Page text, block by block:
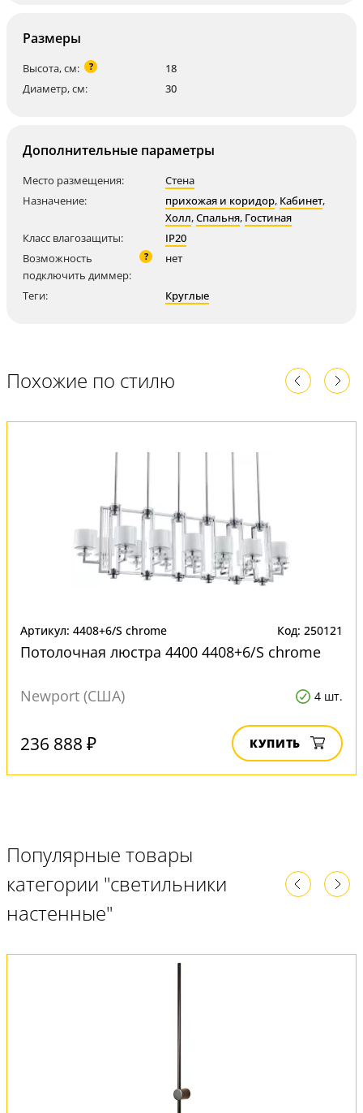
Размеры
Высота, см: ?
18
Диаметр, см:
30
Дополнительные параметры
Место размещения:
Стена
Назначение:
прихожая и коридор, Кабинет,
Холл,Спальня, Гостиная
Класс влагозащиты:
IP20
Возможность
подключить диммер:
? нет
Теги: Круглые
Похожие по стилю
Артикул: 4408+6/S сhrome Код: 250121
Потолочная люстра 4400 4408+6/S сhrome
Newport (США) 4 шт.
236 888 ₽ КУПИТЬ
Популярные товары
категории "светильники
настенные"